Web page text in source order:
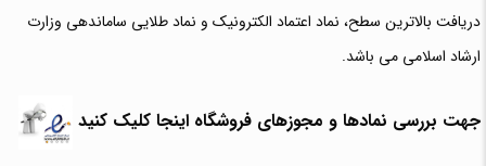
دریافت بالاترین سطح، نماد اعتماد الکترونیک و نماد طلایی ساماندهی وزارت
ارشاد اسلامی می باشد.
جهت بررسی نمادها و مجوزهای فروشگاه اینجا کلیک کنید